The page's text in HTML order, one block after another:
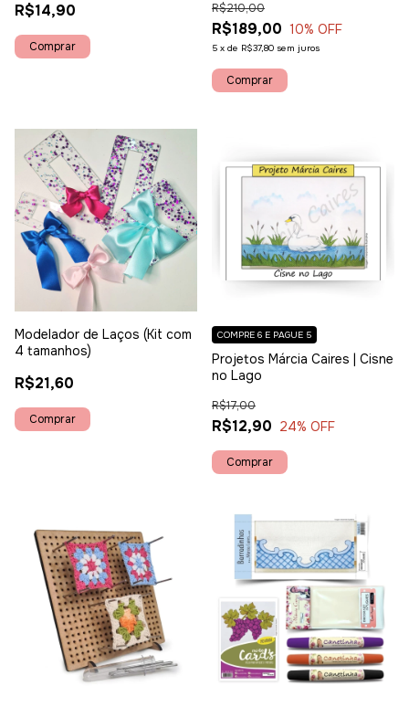
R$14,90
R$189,00
R$210,00
10% OFF
5 x de R$37,80 sem juros
Modelador de Laços (Kit com
4 tamanhos)
R$21,60
Projetos Márcia Caires | Cisne
no Lago
R$12,90
R$17,00
24% OFF
COMPRE 6 E PAGUE 5